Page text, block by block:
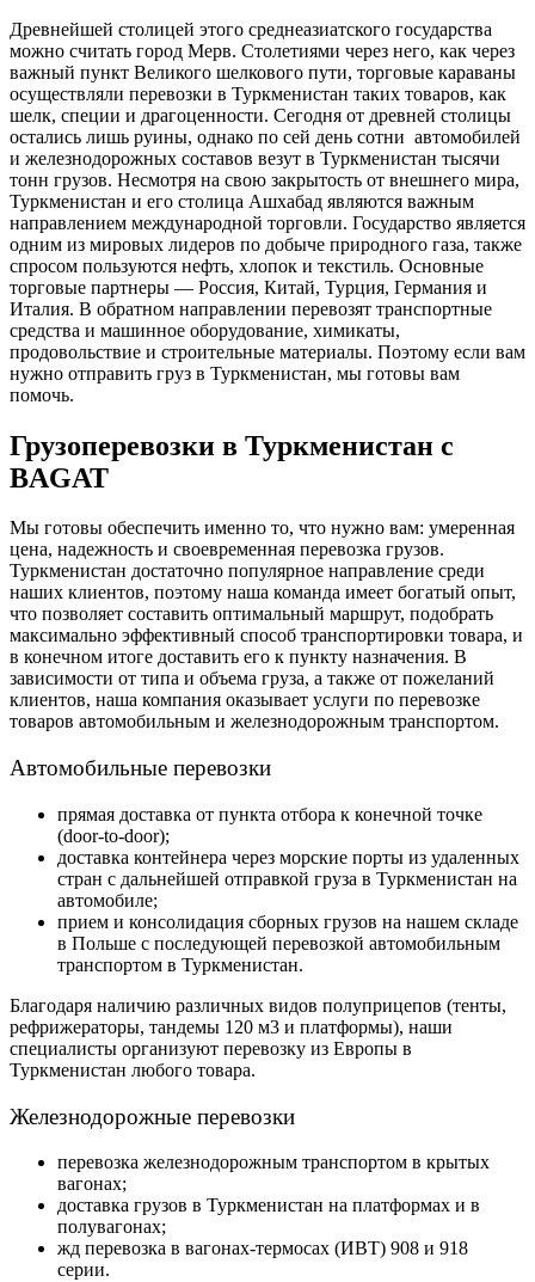
Древнейшей столицей этого среднеазиатского государства
можно считать город Мерв. Столетиями через него, как через
важный пункт Великого шелкового пути, торговые караваны
осуществляли перевозки в Туркменистан таких товаров, как
шелк, специи и драгоценности. Сегодня от древней столицы
остались лишь руины, однако по сей день сотни автомобилей
и железнодорожных составов везут в Туркменистан тысячи
тонн грузов. Несмотря на свою закрытость от внешнего мира,
Туркменистан и его столица Ашхабад являются важным
направлением международной торговли. Государство является
одним из мировых лидеров по добыче природного газа, также
спросом пользуются нефть, хлопок и текстиль. Основные
торговые партнеры — Россия, Китай, Турция, Германия и
Италия. В обратном направлении перевозят транспортные
средства и машинное оборудование, химикаты,
продовольствие и строительные материалы. Поэтому если вам
нужно отправить груз в Туркменистан, мы готовы вам
помочь.
Грузоперевозки в Туркменистан с
BAGAT
Мы готовы обеспечить именно то, что нужно вам: умеренная
цена, надежность и своевременная перевозка грузов.
Туркменистан достаточно популярное направление среди
наших клиентов, поэтому наша команда имеет богатый опыт,
что позволяет составить оптимальный маршрут, подобрать
максимально эффективный способ транспортировки товара, и
в конечном итоге доставить его к пункту назначения. В
зависимости от типа и объема груза, а также от пожеланий
клиентов, наша компания оказывает услуги по перевозке
товаров автомобильным и железнодорожным транспортом.
Автомобильные перевозки
прямая доставка от пункта отбора к конечной точке
(door-to-door);
доставка контейнера через морские порты из удаленных
стран с дальнейшей отправкой груза в Туркменистан на
автомобиле;
прием и консолидация сборных грузов на нашем складе
в Польше с последующей перевозкой автомобильным
транспортом в Туркменистан.
Благодаря наличию различных видов полуприцепов (тенты,
рефрижераторы, тандемы 120 м3 и платформы), наши
специалисты организуют перевозку из Европы в
Туркменистан любого товара.
Железнодорожные перевозки
перевозка железнодорожным транспортом в крытых
вагонах;
доставка грузов в Туркменистан на платформах и в
полувагонах;
жд перевозка в вагонах-термосах (ИВТ) 908 и 918
серии.